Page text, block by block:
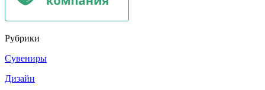
Рубрики
Сувениры
Дизайн